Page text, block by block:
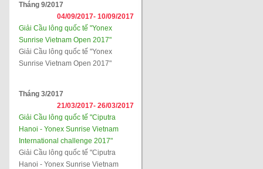
Tháng 9/2017
04/09/2017- 10/09/2017
Giải Cầu lông quốc tế "Yonex
Sunrise Vietnam Open 2017"
Giải Cầu lông quốc tế "Yonex
Sunrise Vietnam Open 2017"
Tháng 3/2017
21/03/2017- 26/03/2017
Giải Cầu lông quốc tế "Ciputra
Hanoi - Yonex Sunrise Vietnam
International challenge 2017"
Giải Cầu lông quốc tế "Ciputra
Hanoi - Yonex Sunrise Vietnam